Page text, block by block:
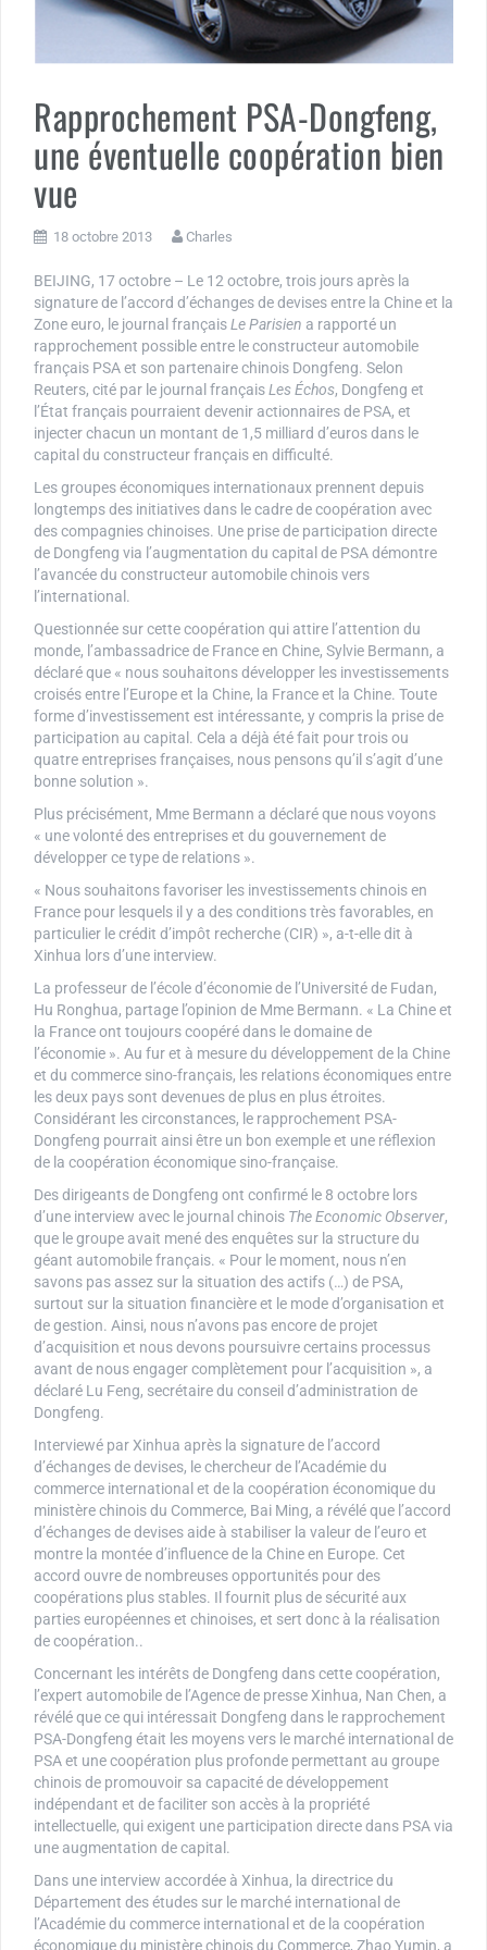
Rapprochement PSA-Dongfeng,
une éventuelle coopération bien
vue
18 octobre 2013 Charles
BEIJING, 17 octobre – Le 12 octobre, trois jours après la
signature de l’accord d’échanges de devises entre la Chine et la
Zone euro, le journal françaisLe Parisien a rapporté un
rapprochement possible entre le constructeur automobile
français PSA et son partenaire chinois Dongfeng. Selon
Reuters, cité par le journal françaisLes Échos, Dongfeng et
l’État français pourraient devenir actionnaires de PSA, et
injecter chacun un montant de 1,5 milliard d’euros dans le
capital du constructeur français en difficulté.
Les groupes économiques internationaux prennent depuis
longtemps des initiatives dans le cadre de coopération avec
des compagnies chinoises. Une prise de participation directe
de Dongfeng via l’augmentation du capital de PSA démontre
l’avancée du constructeur automobile chinois vers
l’international.
Questionnée sur cette coopération qui attire l’attention du
monde, l’ambassadrice de France en Chine, Sylvie Bermann, a
déclaré que « nous souhaitons développer les investissements
croisés entre l’Europe et la Chine, la France et la Chine. Toute
forme d’investissement est intéressante, y compris la prise de
participation au capital. Cela a déjà été fait pour trois ou
quatre entreprises françaises, nous pensons qu’il s’agit d’une
bonne solution ».
Plus précisément, Mme Bermann a déclaré que nous voyons
« une volonté des entreprises et du gouvernement de
développer ce type de relations ».
« Nous souhaitons favoriser les investissements chinois en
France pour lesquels il y a des conditions très favorables, en
particulier le crédit d’impôt recherche (CIR) », a-t-elle dit à
Xinhua lors d’une interview.
La professeur de l’école d’économie de l’Université de Fudan,
Hu Ronghua, partage l’opinion de Mme Bermann. « La Chine et
la France ont toujours coopéré dans le domaine de
l’économie ». Au fur et à mesure du développement de la Chine
et du commerce sino-français, les relations économiques entre
les deux pays sont devenues de plus en plus étroites.
Considérant les circonstances, le rapprochement PSA-
Dongfeng pourrait ainsi être un bon exemple et une réflexion
de la coopération économique sino-française.
Des dirigeants de Dongfeng ont confirmé le 8 octobre lors
d’une interview avec le journal chinois The Economic Observer,
que le groupe avait mené des enquêtes sur la structure du
géant automobile français. « Pour le moment, nous n’en
savons pas assez sur la situation des actifs (…) de PSA,
surtout sur la situation financière et le mode d’organisation et
de gestion. Ainsi, nous n’avons pas encore de projet
d’acquisition et nous devons poursuivre certains processus
avant de nous engager complètement pour l’acquisition », a
déclaré Lu Feng, secrétaire du conseil d’administration de
Dongfeng.
Interviewé par Xinhua après la signature de l’accord
d’échanges de devises, le chercheur de l’Académie du
commerce international et de la coopération économique du
ministère chinois du Commerce, Bai Ming, a révélé que l’accord
d’échanges de devises aide à stabiliser la valeur de l’euro et
montre la montée d’influence de la Chine en Europe. Cet
accord ouvre de nombreuses opportunités pour des
coopérations plus stables. Il fournit plus de sécurité aux
parties européennes et chinoises, et sert donc à la réalisation
de coopération..
Concernant les intérêts de Dongfeng dans cette coopération,
l’expert automobile de l’Agence de presse Xinhua, Nan Chen, a
révélé que ce qui intéressait Dongfeng dans le rapprochement
PSA-Dongfeng était les moyens vers le marché international de
PSA et une coopération plus profonde permettant au groupe
chinois de promouvoir sa capacité de développement
indépendant et de faciliter son accès à la propriété
intellectuelle, qui exigent une participation directe dans PSA via
une augmentation de capital.
Dans une interview accordée à Xinhua, la directrice du
Département des études sur le marché international de
l’Académie du commerce international et de la coopération
économique du ministère chinois du Commerce, Zhao Yumin, a